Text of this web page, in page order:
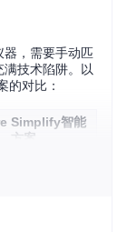
器，需要手动匹
技术陷阱。以
的对比：
Simplify智能
方案
完整硬件档